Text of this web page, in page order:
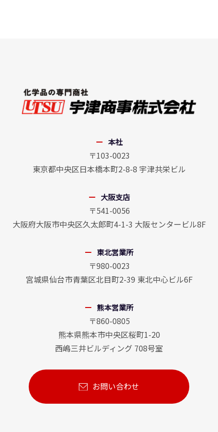
本社
〒103-0023
東京都中央区日本橋本町2-8-8 宇津共栄ビル
大阪支店
〒541-0056
大阪府大阪市中央区久太郎町4-1-3 大阪センタービル8F
東北営業所
〒980-0023
宮城県仙台市青葉区北目町2-39 東北中心ビル6F
熊本営業所
〒860-0805
熊本県熊本市中央区桜町1-20
西嶋三井ビルディング 708号室
お問い合わせ